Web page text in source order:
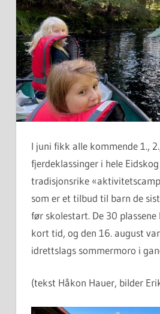
I juni fikk alle kommende 1.,
fjerdeklassinger i hele
tradisjonsrike
som er et tilbud til barn de
før skolestart. De 30
kort tid, og den 16. august
idrettslags sommermoro i
(tekst Håkon Hauer, bilder